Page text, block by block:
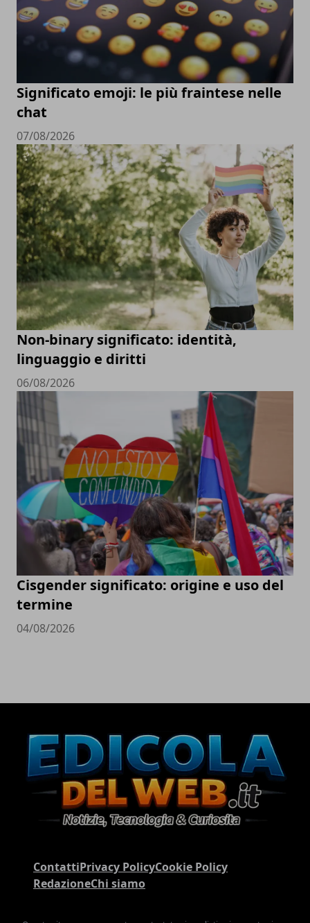
Significato emoji: le più fraintese nelle
chat
07/08/2026
Non-binary significato: identità,
linguaggio e diritti
06/08/2026
Cisgender significato: origine e uso del
termine
04/08/2026
ContattiPrivacy PolicyCookie Policy
RedazioneChi siamo